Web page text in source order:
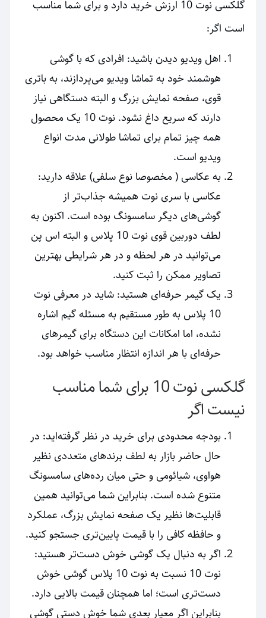
گلکسی نوت 10 ارزش خرید دارد و برای شما مناسب
است اگر:
اهل ویدیو دیدن باشید: افرادی که با گوشی
هوشمند خود به تماشا ویدیو می‌پردازند، به باتری
قوی، صفحه نمایش بزرگ و البته دستگاهی نیاز
دارند که سریع داغ نشود. نوت 10 یک محصول
همه چیز تمام برای تماشا طولانی مدت انواع
ویدیو است.
به عکاسی ( مخصوصا نوع سلفی) علاقه دارید:
عکاسی با سری نوت همیشه جذاب‌تر از
گوشی‌های دیگر سامسونگ بوده است. اکنون به
لطف دوربین قوی نوت 10 پلاس و البته اس پن
می‌توانید در هر لحظه و در هر شرایطی بهترین
تصاویر ممکن را ثبت کنید.
یک گیمر حرفه‌ای هستید: شاید در معرفی نوت
10 پلاس به طور مستقیم به مسئله گیم اشاره
نشده، اما امکانات این دستگاه برای گیمرهای
حرفه‌ای با هر اندازه انتظار مناسب خواهد بود.
گلکسی نوت 10 برای شما مناسب
نیست اگر
بودجه محدودی برای خرید در نظر گرفته‌اید: در
حال حاضر بازار به لطف برندهای متعددی نظیر
هواوی، شیائومی و حتی میان رده‌های سامسونگ
متنوع شده است. بنابراین شما می‌توانید همین
قابلیت‌ها نظیر یک صفحه نمایش بزرگ، عملکرد
و حافظه کافی را با قیمت پایین‌تری جستجو کنید.
اگر به دنبال یک گوشی خوش دست‌تر هستید:
نوت 10 نسبت به نوت 10 پلاس گوشی خوش
دست‌تری است؛ اما همچنان قیمت بالایی دارد.
بنابراین اگر معیار بعدی شما خوش دستی گوشی